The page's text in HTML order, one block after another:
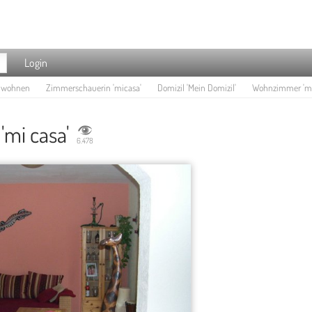
Login
Zimmerschauerin 'micasa' Domizil 'Mein Domizil' Wohnzimmer
casa' 6.478